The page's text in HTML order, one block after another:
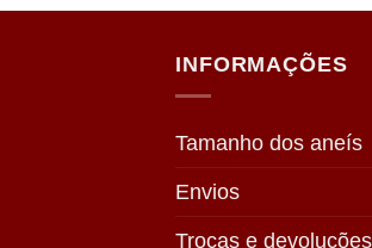
INFORMAÇÕES
Tamanho dos aneís
Envios
Trocas e devoluções